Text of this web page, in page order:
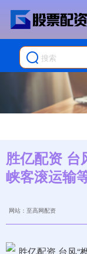
胜亿配资 台
峡客滚运输
网站：至高网配资